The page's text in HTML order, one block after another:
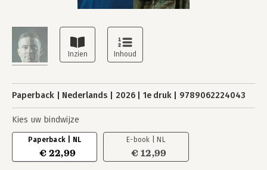
Paperback Nederlands 2026 1e druk 9789062224043
Kies uw bindwijze
Paperback | NL
€ 22,99
E-book | NL
€ 12,99